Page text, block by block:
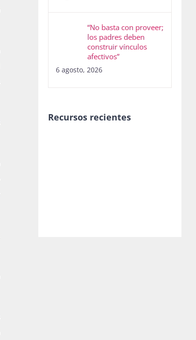
“No basta con proveer;
los padres deben
construir vínculos
afectivos”
6 agosto, 2026
Recursos recientes